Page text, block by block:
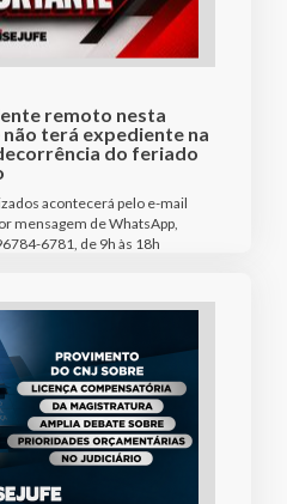
remoto nesta
terá expediente na
do feriado
acontecerá pelo e-mail
mensagem de WhatsApp,
6781, de 9h às 18h